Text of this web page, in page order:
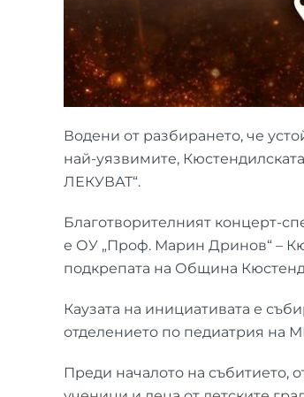
Водени от разбирането, че
най-уязвимите,
ЛЕКУВАТ“.
Благотворителният концерт-
е ОУ „Проф. Марин Дринов“ –
подкрепата на Община
Каузата на инициативата е
отделението по педиатрия на
Преди началото на събитието,